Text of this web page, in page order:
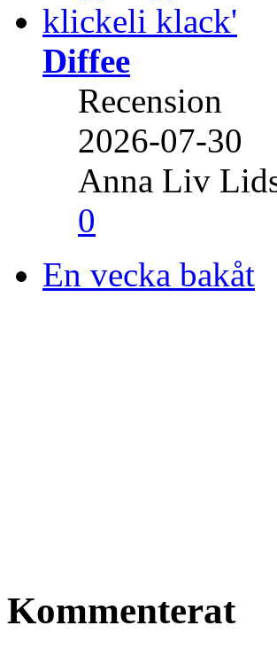
Diffee
Recension
2026-07-30
Anna Liv
0
En vecka bakåt
Kommenterat